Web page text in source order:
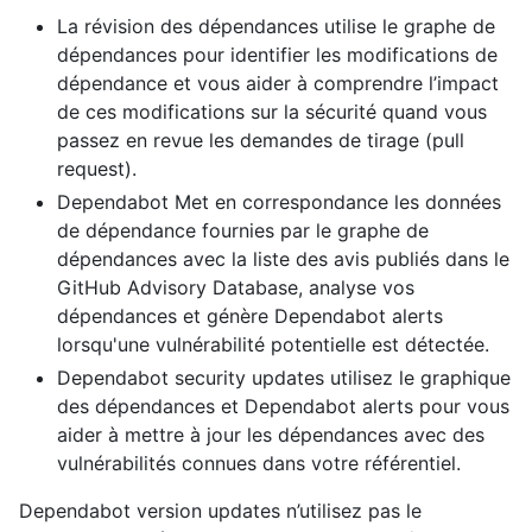
La révision des dépendances utilise le graphe de
dépendances pour identifier les modifications de
dépendance et vous aider à comprendre l’impact
de ces modifications sur la sécurité quand vous
passez en revue les demandes de tirage (pull
request).
Dependabot Met en correspondance les données
de dépendance fournies par le graphe de
dépendances avec la liste des avis publiés dans le
GitHub Advisory Database, analyse vos
dépendances et génère Dependabot alerts
lorsqu'une vulnérabilité potentielle est détectée.
Dependabot security updates utilisez le graphique
des dépendances et Dependabot alerts pour vous
aider à mettre à jour les dépendances avec des
vulnérabilités connues dans votre référentiel.
Dependabot version updates n’utilisez pas le